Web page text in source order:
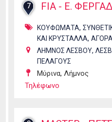
7 FIA - Ε.
ΚΟΥΦΩΜΑΤΑ,
ΚΑΙ ΚΡΥΣΤΑΛΛΑ,
ΛΗΜΝΟΣ ΛΕΣΒΟΥ,
ΠΕΛΑΓΟΥΣ
Μύρινα, Λήμνος
Τηλέφωνο